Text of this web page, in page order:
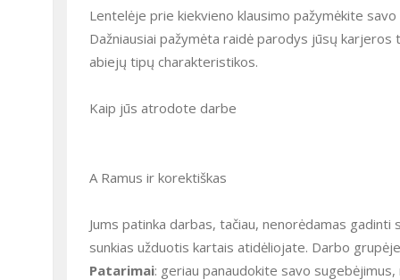
Lentelėje prie kiekvieno klausimo pažymėkite
Dažniausiai pažymėta raidė parodys jūsų
abiejų tipų charakteristikos.
Kaip jūs atrodote darbe
A Ramus ir korektiškas
Jums patinka darbas, tačiau, nenorėdamas
sunkias užduotis kartais atidėliojate. Darbo
Patarimai: geriau panaudokite savo